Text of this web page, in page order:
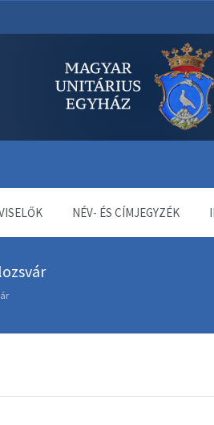
NÉV- ÉS CÍMJEGYZÉK